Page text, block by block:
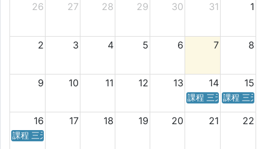
26
27 28 29 30 31 1
2 3 4 5 6 7 8
9 10 11 12 13 14 15
課程 三天／六天 時
課程 三天
16 17 18 19 20 21 22
課程 三天／六天 時間表